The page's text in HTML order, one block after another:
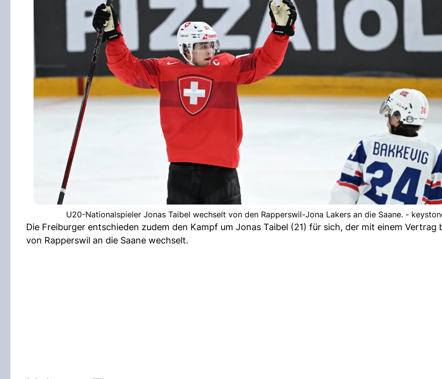
U20-Nationalspieler Jonas Taibel wechselt von den Rapperswil-Jona Lakers an die Saane. -
Die Freiburger entschieden zudem den Kampf um Jonas Taibel (21) für sich, der mit einem Vertrag
von Rapperswil an die Saane wechselt.